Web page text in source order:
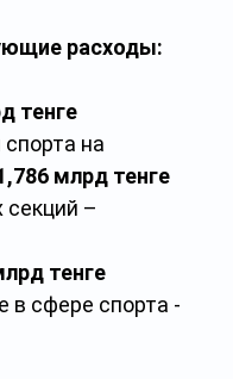
расходы:
тенге
на
млрд тенге
–
тенге
в сфере спорта -